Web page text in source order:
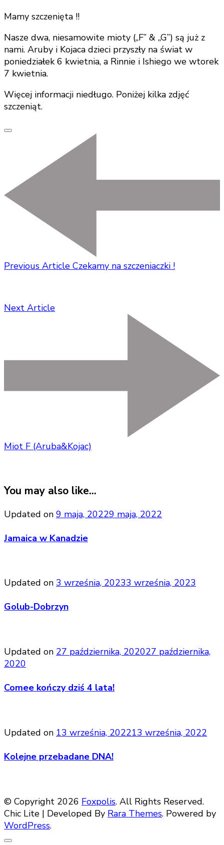
Mamy szczenięta !!
Nasze dwa, niesamowite mioty („F” & „G”) są już z
nami. Aruby i Kojaca dzieci przyszły na świat w
poniedziałek 6 kwietnia, a Rinnie i Ishiego we wtorek
7 kwietnia.
Więcej informacji niedługo. Poniżej kilka zdjęć
szczeniąt.
Previous Article Czekamy na szczeniaczki !
Next Article
Miot F (Aruba&Kojac)
You may also like...
Updated on 9 maja, 20229 maja, 2022
Jamaica w Kanadzie
Updated on 3 września, 20233 września, 2023
Golub-Dobrzyn
Updated on 27 października, 202027 października,
2020
Comee kończy dziś 4 lata!
Updated on 13 września, 202213 września, 2022
Kolejne przebadane DNA!
© Copyright 2026 Foxpolis. All Rights Reserved.
Chic Lite | Developed By Rara Themes. Powered by
WordPress.